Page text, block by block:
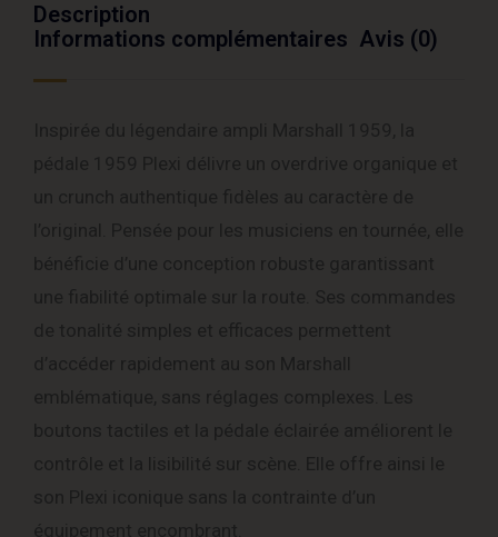
Description
Informations complémentaires Avis (0)